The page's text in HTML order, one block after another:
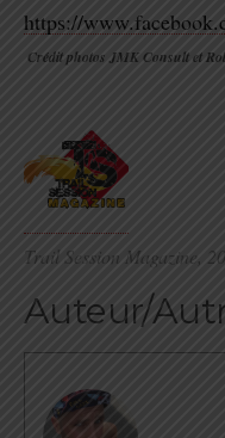
https://
Crédit photos JMK Consult et
Trail Session Magazine,
Auteur/